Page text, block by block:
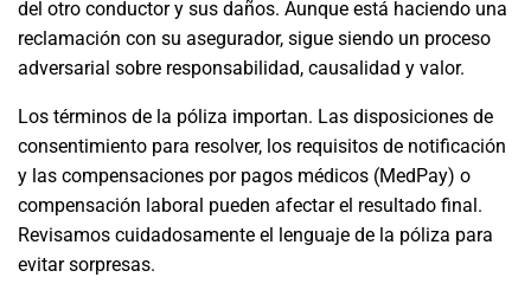
del otro conductor y sus daños. Aunque está haciendo una
reclamación con su asegurador, sigue siendo un proceso
adversarial sobre responsabilidad, causalidad y valor.
Los términos de la póliza importan. Las disposiciones de
consentimiento para resolver, los requisitos de notificación
y las compensaciones por pagos médicos (MedPay) o
compensación laboral pueden afectar el resultado final.
Revisamos cuidadosamente el lenguaje de la póliza para
evitar sorpresas.